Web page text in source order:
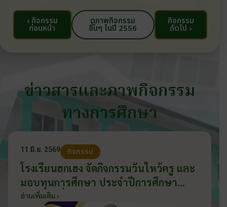
‹ กิจกรรม
ก่อนหน้า
ดูภาพกิจกรรม
อื่นๆ ในปี 2556
กิจกรรม
ถัดไป ›
ข่าวสารและภาพกิจกรรม
ทางการศึกษา
11 มิ.ย. 2569 กิจกรรม
โรงเรียนฮกเฮง จัดกิจกรรมวันไหว้ครู และ
มอบทุนการศึกษา ประจำปีการศึกษา
2569 วันที่ 11 มิถุนายน 2569
อ่านเพิ่มเติม ›